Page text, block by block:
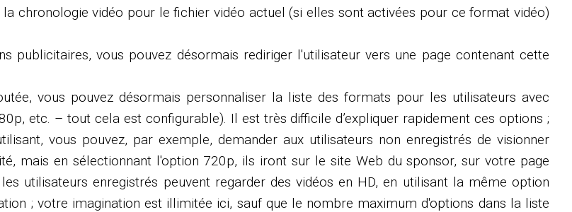
chronologie vidéo pour le fichier vidéo actuel (si elles sont activées pour ce format vidéo)
publicitaires, vous pouvez désormais rediriger l'utilisateur vers une page contenant cette
vous pouvez désormais personnaliser la liste des formats pour les utilisateurs avec
etc. – tout cela est configurable). Il est très difficile d’expliquer rapidement ces options ;
vous pouvez, par exemple, demander aux utilisateurs non enregistrés de visionner
mais en sélectionnant l'option 720p, ils iront sur le site Web du sponsor, sur votre page
utilisateurs enregistrés peuvent regarder des vidéos en HD, en utilisant la même option
; votre imagination est illimitée ici, sauf que le nombre maximum d'options dans la liste